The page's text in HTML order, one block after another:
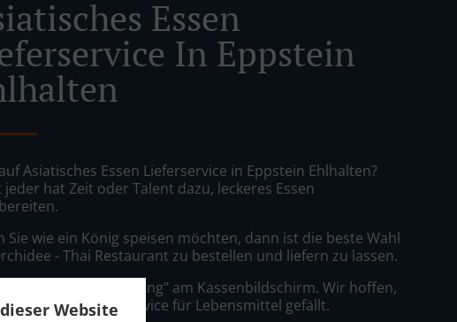
Website
Essen
In Eppstein
Asiatisches Essen Lieferservice in Eppstein Ehlhalten?
jeder hat Zeit oder Talent dazu, leckeres Essen
Sie wie ein König speisen möchten, dann ist die beste Wahl
- Thai Restaurant zu bestellen und liefern zu lassen.
Sie einfach "Lieferung" am Kassenbildschirm. Wir hoffen,
Ihnen unser Lieferservice für Lebensmittel gefällt.